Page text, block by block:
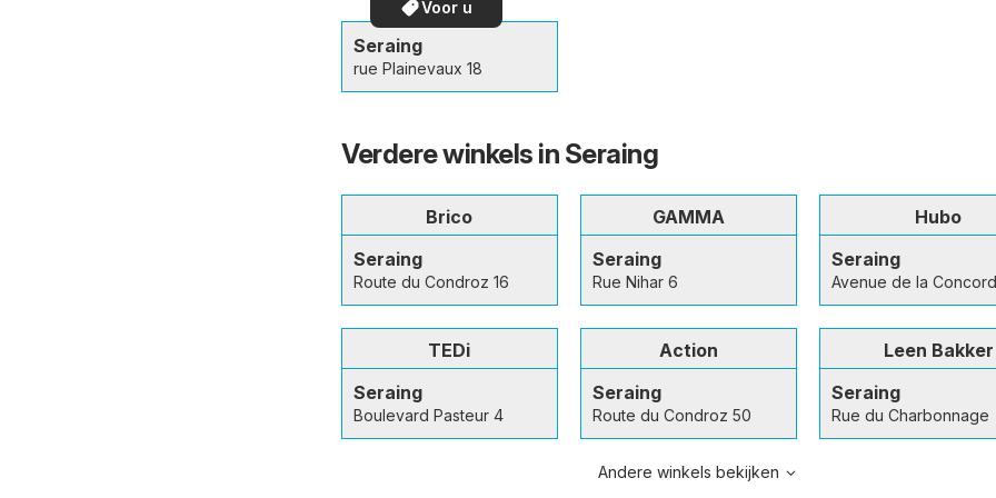
Voor u
Seraing
rue Plainevaux 18
Verdere winkels in Seraing
Brico
Seraing
Route du Condroz 16
GAMMA
Seraing
Rue Nihar 6
Hubo
Seraing
Avenue de la
TEDi
Seraing
Boulevard Pasteur 4
Action
Seraing
Route du Condroz 50
Leen Bakker
Seraing
Rue du Charbonnage
Andere winkels bekijken